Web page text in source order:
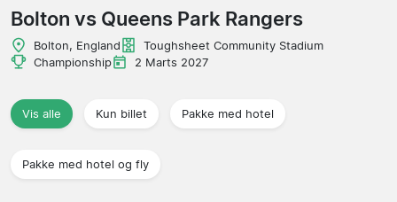
Rejsebureauer
Bolton vs Queens Park Rangers
Bolton, England
Toughsheet Community Stadium
Championship
2 Marts 2027
Vis alle Kun billet Pakke med hotel
Pakke med hotel og fly